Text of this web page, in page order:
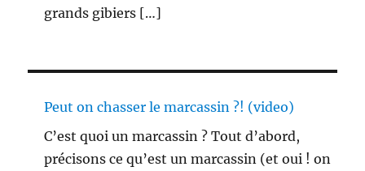
grands gibiers […]
Peut on chasser le marcassin ?! (video)
C’est quoi un marcassin ? Tout d’abord,
précisons ce qu’est un marcassin (et oui ! on